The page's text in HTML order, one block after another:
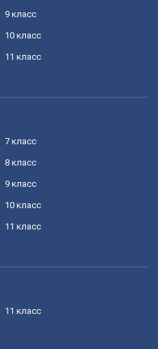
9 класс
10 класс
11 класс
7 класс
8 класс
9 класс
10 класс
11 класс
11 класс